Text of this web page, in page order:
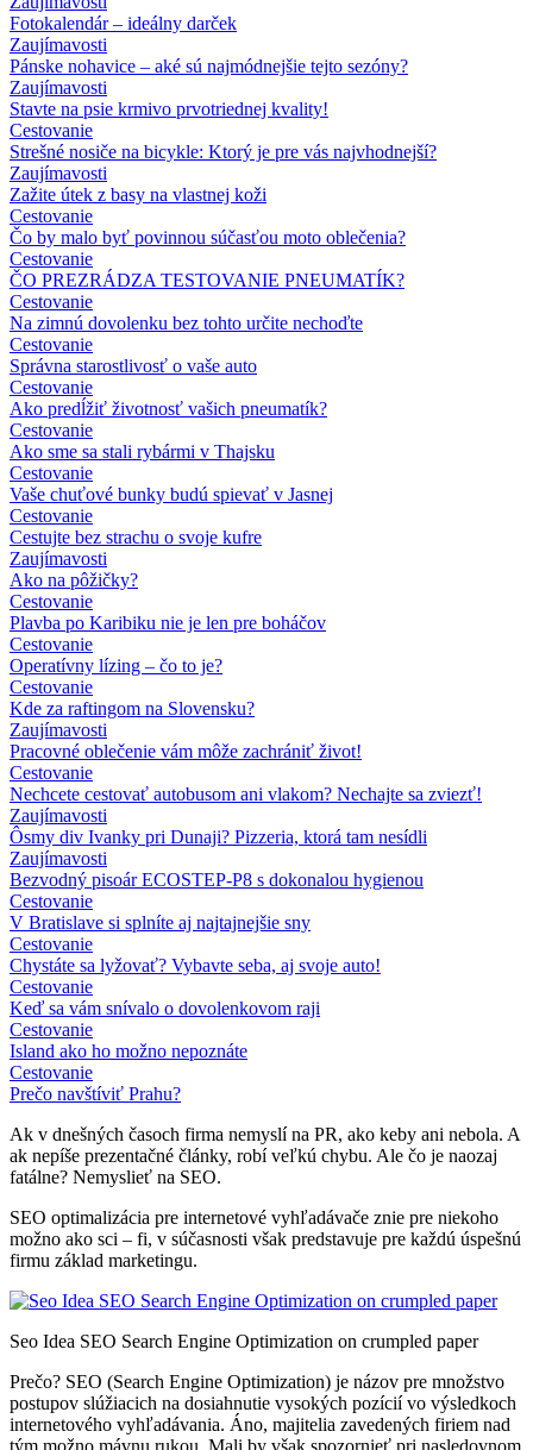
Fotokalendár – ideálny darček
Zaujímavosti
Pánske nohavice – aké sú najmódnejšie tejto sezóny?
Zaujímavosti
Stavte na psie krmivo prvotriednej kvality!
Cestovanie
Strešné nosiče na bicykle: Ktorý je pre vás najvhodnejší?
Zaujímavosti
Zažite útek z basy na vlastnej koži
Cestovanie
Čo by malo byť povinnou súčasťou moto oblečenia?
Cestovanie
ČO PREZRÁDZA TESTOVANIE PNEUMATÍK?
Cestovanie
Na zimnú dovolenku bez tohto určite nechoďte
Cestovanie
Správna starostlivosť o vaše auto
Cestovanie
Ako predĺžiť životnosť vašich pneumatík?
Cestovanie
Ako sme sa stali rybármi v Thajsku
Cestovanie
Vaše chuťové bunky budú spievať v Jasnej
Cestovanie
Cestujte bez strachu o svoje kufre
Zaujímavosti
Ako na pôžičky?
Cestovanie
Plavba po Karibiku nie je len pre boháčov
Cestovanie
Operatívny lízing – čo to je?
Cestovanie
Kde za raftingom na Slovensku?
Zaujímavosti
Pracovné oblečenie vám môže zachrániť život!
Cestovanie
Nechcete cestovať autobusom ani vlakom? Nechajte sa zviezť!
Zaujímavosti
Ôsmy div Ivanky pri Dunaji? Pizzeria, ktorá tam nesídli
Zaujímavosti
Bezvodný pisoár ECOSTEP-P8 s dokonalou hygienou
Cestovanie
V Bratislave si splníte aj najtajnejšie sny
Cestovanie
Chystáte sa lyžovať? Vybavte seba, aj svoje auto!
Cestovanie
Keď sa vám snívalo o dovolenkovom raji
Cestovanie
Island ako ho možno nepoznáte
Cestovanie
Prečo navštíviť Prahu?
Ak v dnešných časoch firma nemyslí na PR, ako keby ani nebola. A
ak nepíše prezentačné články, robí veľkú chybu. Ale čo je naozaj
fatálne? Nemyslieť na SEO.
SEO optimalizácia pre internetové vyhľadávače znie pre niekoho
možno ako sci – fi, v súčasnosti však predstavuje pre každú úspešnú
firmu základ marketingu.
Seo Idea SEO Search Engine Optimization on crumpled paper
Prečo? SEO (Search Engine Optimization) je názov pre množstvo
postupov slúžiacich na dosiahnutie vysokých pozícií vo výsledkoch
internetového vyhľadávania. Áno, majitelia zavedených firiem nad
tým možno mávnu rukou. Mali by však spozornieť pri nasledovnom